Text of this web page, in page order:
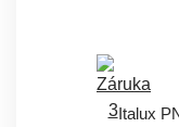
Italux